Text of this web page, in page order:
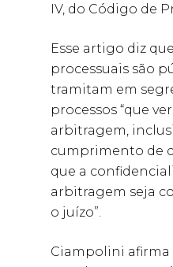
IV, do Código de
Esse artigo diz
processuais são
tramitam em
processos “que
arbitragem,
cumprimento de
que a
arbitragem seja
o juízo”.
Ciampolini afirma